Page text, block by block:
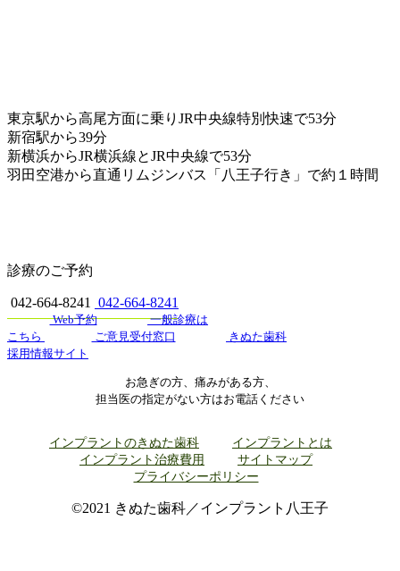
東京駅から高尾方面に乗りJR中央線特別快速で53分
新宿駅から39分
新横浜からJR横浜線とJR中央線で53分
羽田空港から直通リムジンバス「八王子行き」で約１時間
診療のご予約
042-664-8241 042-664-8241
Web予約
一般診療は
こちら
ご意見受付窓口
きぬた歯科
採用情報サイト
お急ぎの方、痛みがある方、
担当医の指定がない方はお電話ください
インプラントのきぬた歯科
インプラントとは
インプラント治療費用
サイトマップ
プライバシーポリシー
©2021 きぬた歯科／インプラント八王子